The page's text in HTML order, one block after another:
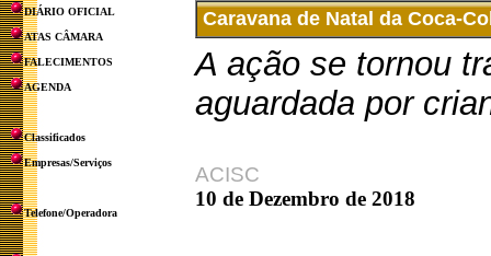
DIÁRIO OFICIAL
ATAS CÂMARA
FALECIMENTOS
AGENDA
Classificados
Empresas/Serviços
Telefone/Operadora
Caravana de Natal da Coca-
A ação se tornou
aguardada por
ACISC
10 de Dezembro de 2018